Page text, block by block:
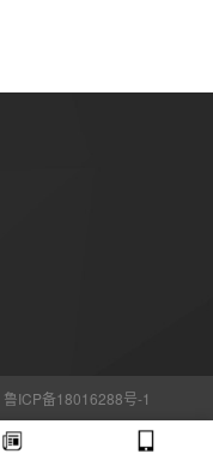
鲁ICP备18016288号-1